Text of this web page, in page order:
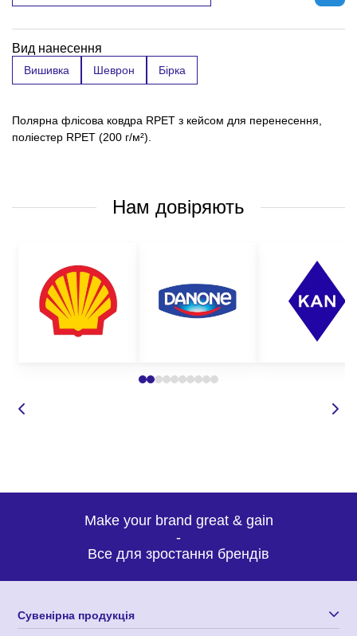
Вид нанесення
Вишивка Шеврон Бірка
Полярна флісова ковдра RPET з кейсом для перенесення,
поліестер RPET (200 г/м²).
Нам довіряють
Make your brand great & gain
-
Все для зростання брендів
Сувенірна продукція